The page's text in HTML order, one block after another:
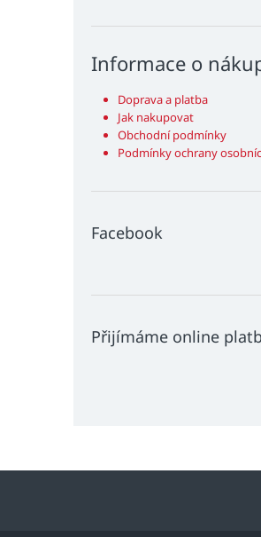
Informace o
Doprava a platba
Jak nakupovat
Obchodní podmínky
Podmínky ochrany
Facebook
Přijímáme online